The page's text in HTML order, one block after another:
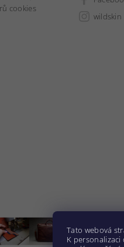
cookies
wildskin
Tato webová
K